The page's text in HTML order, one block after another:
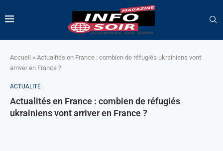
Accueil » Actualités en France : combien de réfugiés ukrainiens vont
arriver en France ?
ACTUALITÉ
Actualités en France : combien de réfugiés
ukrainiens vont arriver en France ?